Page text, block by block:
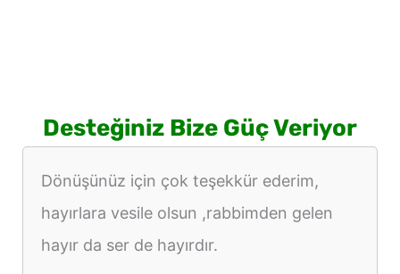
Desteğiniz Bize Güç Veriyor
Dönüşünüz için çok teşekkür ederim,
hayırlara vesile olsun ,rabbimden gelen
hayır da ser de hayırdır.